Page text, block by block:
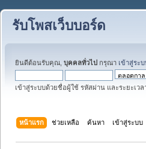
รับโพสเว็บบอร์ด
ยินดีต้อนรับคุณ, บุคคลทั่วไป กรุณา เข้าสู่ระ
เข้าสู่ระบบด้วยชื่อผู้ใช้ รหัสผ่าน และระยะเว
หน้าแรก ช่วยเหลือ ค้นหา เข้าสู่ระบบ